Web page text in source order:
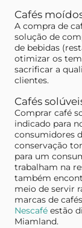
Cafés
A compra de
solução de
de bebidas
otimizar os
sacrificar a
clientes.
Cafés
Comprar café
indicado para
consumidores
conservação
para um
trabalham na
também
meio de servir
marcas de
Nescaféestão
Miamland.